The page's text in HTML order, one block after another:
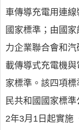
車傳導充電用連
國家標準；由國
力企業聯合會和
載傳導式充電機
家標準。該四項
民共和國國家標
2年3月1日起實施